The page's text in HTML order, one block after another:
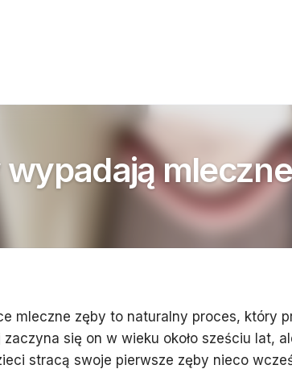
wypadają
mleczne zęby to naturalny proces, który
się on w wieku około sześciu lat,
stracą swoje pierwsze zęby nieco